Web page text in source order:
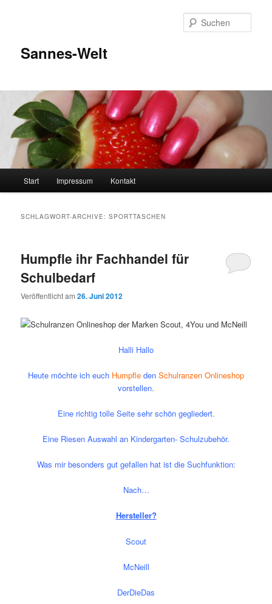
Sannes-Welt
Start Impressum Kontakt
SCHLAGWORT-ARCHIVE:SPORTTASCHEN
Humpfle ihr Fachhandel für
Schulbedarf
Veröffentlicht am26. Juni 2012
Halli Hallo
Heute möchte ich euch Humpfle den Schulranzen Onlineshop
vorstellen.
Eine richtig tolle Seite sehr schön gegliedert.
Eine Riesen Auswahl an Kindergarten- Schulzubehör.
Was mir besonders gut gefallen hat ist die Suchfunktion:
Nach…
Hersteller?
Scout
McNeill
DerDieDas